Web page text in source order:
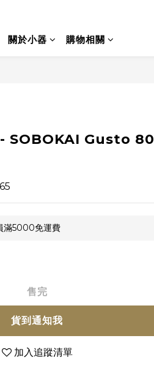
關於小器 購物相關
SOBOKAI Gusto 80
滿5000免運費
售完
貨到通知我
加入追蹤清單